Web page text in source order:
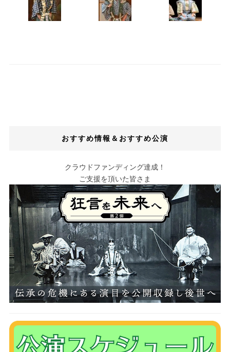
おすすめ情報＆おすすめ公演
クラウドファンディング達成！
ご支援を頂いた皆さま